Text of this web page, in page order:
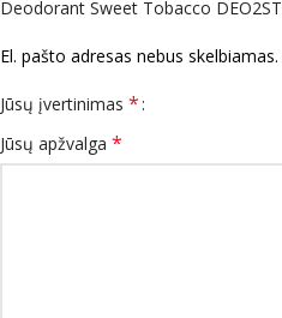
Deodorant Sweet Tobacco
El. pašto adresas nebus skelbiamas.
Jūsų įvertinimas *
Jūsų apžvalga *